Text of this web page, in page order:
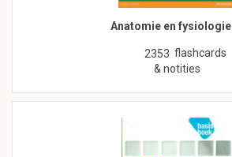
Anatomie en fysiologie
2353 flashcards
& notities